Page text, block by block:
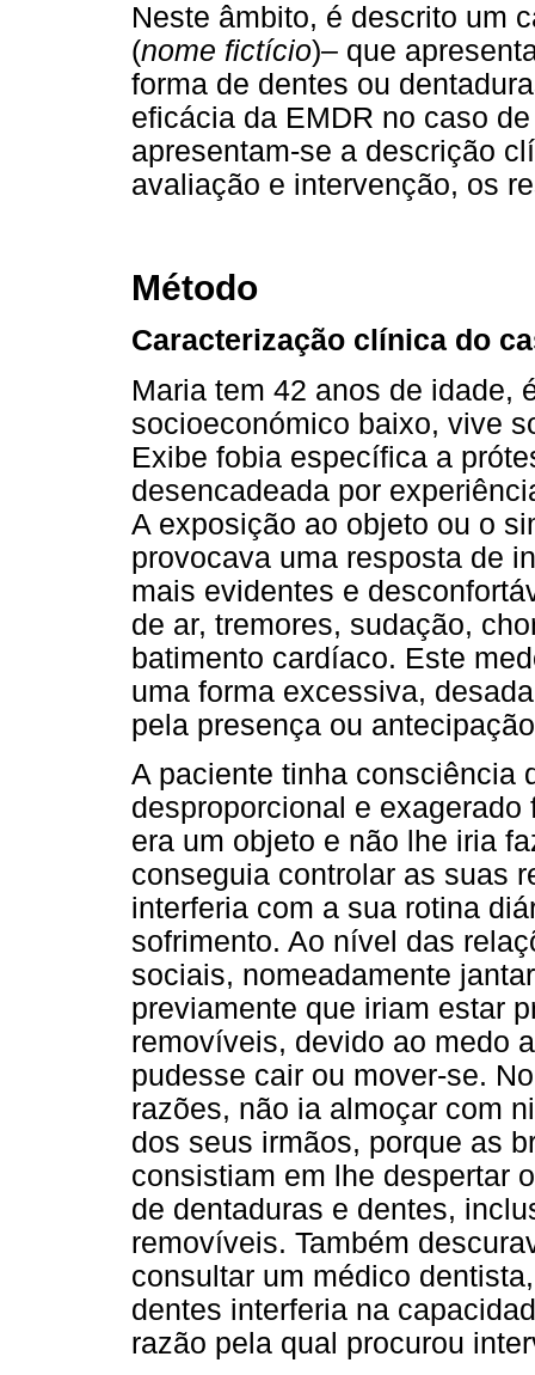
Neste âmbito, é descrito um
(nome fictício)– que
forma de dentes ou
eficácia da EMDR no caso
apresentam-se a descrição
avaliação e intervenção, os
Método
Caracterização clínica do
Maria tem 42 anos de idade,
socioeconómico baixo, vive
Exibe fobia específica a
desencadeada por
A exposição ao objeto ou o
provocava uma resposta de
mais evidentes e
de ar, tremores, sudação,
batimento cardíaco. Este
uma forma excessiva,
pela presença ou
A paciente tinha consciência
desproporcional e
era um objeto e não lhe iria
conseguia controlar as suas
interferia com a sua rotina
sofrimento. Ao nível das
sociais, nomeadamente
previamente que iriam estar
removíveis, devido ao medo
pudesse cair ou mover-se.
razões, não ia almoçar com
dos seus irmãos, porque as
consistiam em lhe despertar
de dentaduras e dentes,
removíveis. Também
consultar um médico
dentes interferia na
razão pela qual procurou